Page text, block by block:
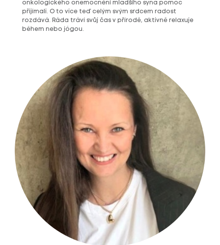
onkologického onemocnění mladšího syna pomoc
přijímali. O to vice teď celým svým srdcem radost
rozdává. Ráda tráví svůj čas v přírodě, aktivně relaxuje
během nebo jógou.